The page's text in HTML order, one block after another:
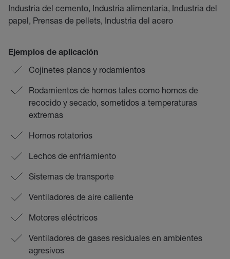
Industria del cemento, Industria alimentaria, Industria del
papel, Prensas de pellets, Industria del acero
Ejemplos de aplicación
Cojinetes planos y rodamientos
Rodamientos de hornos tales como hornos de
recocido y secado, sometidos a temperaturas
extremas
Hornos rotatorios
Lechos de enfriamiento
Sistemas de transporte
Ventiladores de aire caliente
Motores eléctricos
Ventiladores de gases residuales en ambientes
agresivos